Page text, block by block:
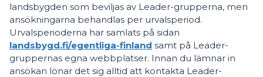
landsbygden som beviljas av Leader-grupperna, men
ansökningarna behandlas per urvalsperiod.
Urvalsperioderna har samlats på sidan
landsbygd.fi/egentliga-finland samt på Leader-
gruppernas egna webbplatser. Innan du lämnar in
ansökan lönar det sig alltid att kontakta Leader-